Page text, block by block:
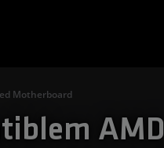
Motherboard
AMD